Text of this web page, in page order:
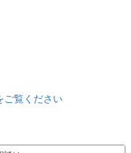
ご覧ください